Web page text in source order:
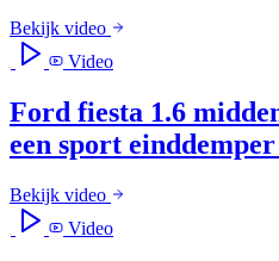
Bekijk video
Video
Ford fiesta 1.6
een sport
Bekijk video
Video